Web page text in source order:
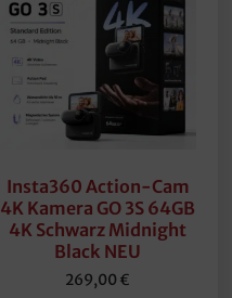
Insta360 Action-Cam
4K Kamera GO 3S 64GB
4K Schwarz Midnight
Black NEU
269,00 €